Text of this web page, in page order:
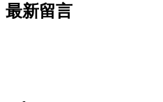
最新留言